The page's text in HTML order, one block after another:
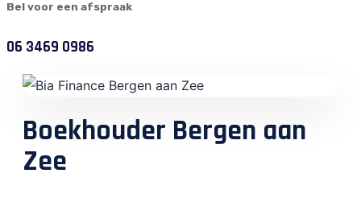
Bel voor een afspraak
06 3469 0986
Boekhouder Bergen aan
Zee